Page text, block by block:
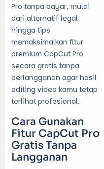
Pro tanpa bayar, mulai
dari alternatif legal
hingga tips
memaksimalkan fitur
premium CapCut Pro
secara gratis tanpa
berlangganan agar hasil
editing video kamu tetap
terlihat profesional.
Cara Gunakan
Fitur CapCut Pro
Gratis Tanpa
Langganan